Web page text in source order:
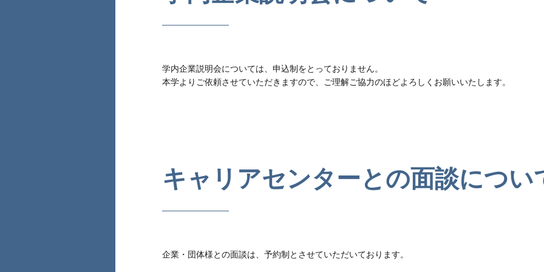
学内企業説明会については、申込制をとっておりません。
本学よりご依頼させていただきますので、ご理解ご協力のほどよろしくお願いいたします。
キャリアセンターとの面談につい
企業・団体様との面談は、予約制とさせていただいております。